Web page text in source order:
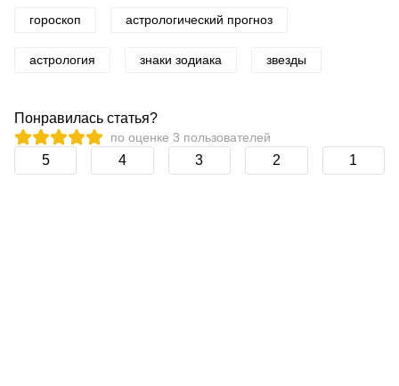
гороскоп астрологический прогноз
астрология знаки зодиака звезды
Понравилась статья?
по оценке 3 пользователей
5 4 3 2 1